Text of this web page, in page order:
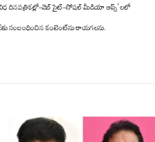
వివిధ దినపత్రికల్లో-వెబ్ సైట్-సోషల్ మీడియా ఆప్స్' లలో
సంబంధించిన కంటెంట్‌ను రాయగలను.